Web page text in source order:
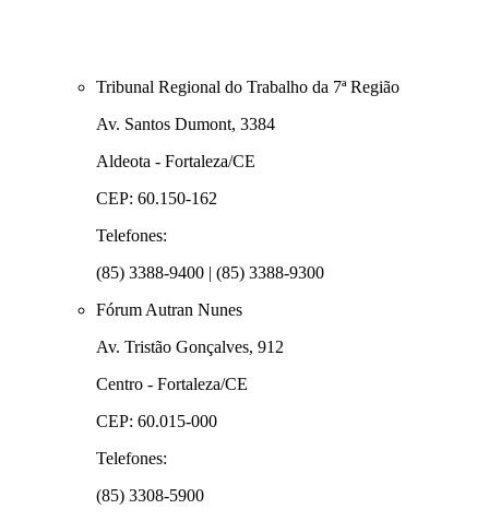
Tribunal Regional do Trabalho da 7ª Região
Av. Santos Dumont, 3384
Aldeota - Fortaleza/CE
CEP: 60.150-162
Telefones:
(85) 3388-9400 | (85) 3388-9300
Fórum Autran Nunes
Av. Tristão Gonçalves, 912
Centro - Fortaleza/CE
CEP: 60.015-000
Telefones:
(85) 3308-5900